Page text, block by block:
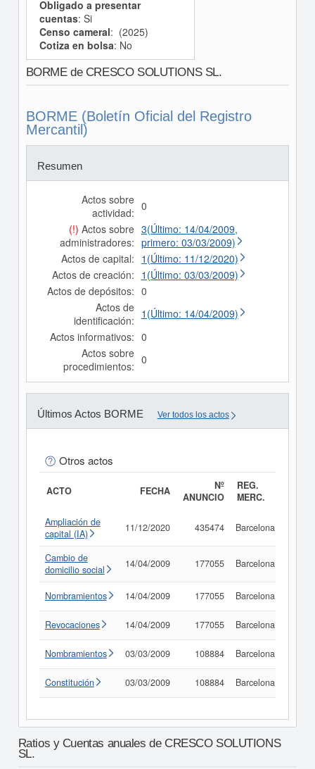
Obligado a presentar
cuentas: Si
Censo cameral: (2025)
Cotiza en bolsa: No
BORME de CRESCO SOLUTIONS SL.
BORME (Boletín Oficial del Registro
Mercantil)
Resumen
Actos sobre
actividad: 0
(!) Actos sobre
administradores:
3(Último: 14/04/2009,
primero: 03/03/2009)
Actos de capital: 1(Último: 11/12/2020)
Actos de creación: 1(Último: 03/03/2009)
Actos de depósitos: 0
Actos de
identificación: 1(Último: 14/04/2009)
Actos informativos: 0
Actos sobre
procedimientos: 0
Últimos Actos BORME Ver todos los actos
Otros actos
ACTO FECHA
Nº
ANUNCIO
REG.
MERC.
Ampliación de
capital (IA)
11/12/2020 435474 Barcelona
Cambio de
domicilio social
14/04/2009 177055 Barcelona
Nombramientos 14/04/2009 177055 Barcelona
Revocaciones 14/04/2009 177055 Barcelona
Nombramientos 03/03/2009 108884 Barcelona
Constitución 03/03/2009 108884 Barcelona
Ratios y Cuentas anuales de CRESCO SOLUTIONS
SL.